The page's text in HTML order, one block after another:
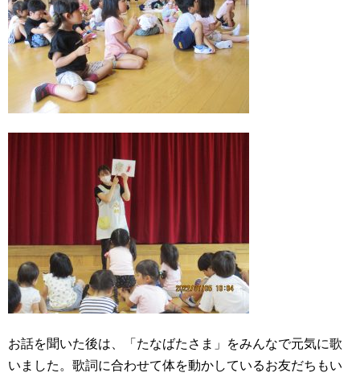
お話を聞いた後は、「たなばたさま」をみんなで元気に歌
いました。歌詞に合わせて体を動かしているお友だちもい